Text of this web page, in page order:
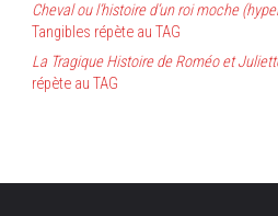
Cheval ou l’histoire d’un roi moche
Tangibles répète au TAG
La Tragique Histoire de Roméo et
répète au TAG